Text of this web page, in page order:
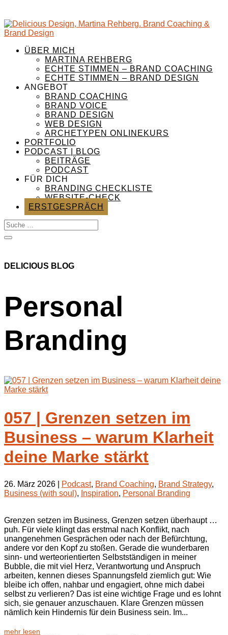
ÜBER MICH
MARTINA REHBERG
ECHTE STIMMEN – BRAND COACHING
ECHTE STIMMEN – BRAND DESIGN
ANGEBOT
BRAND COACHING
BRAND VOICE
BRAND DESIGN
WEB DESIGN
ARCHETYPEN ONLINEKURS
PORTFOLIO
PODCAST | BLOG
BEITRÄGE
PODCAST
FÜR DICH
BRANDING CHECKLISTE
WEBSITE-CHECK
ERSTGESPRÄCH
DELICIOUS BLOG
Personal
Branding
057 | Grenzen setzen im
Business – warum Klarheit
deine Marke stärkt
26. März 2026 Podcast, Brand Coaching, Brand Strategy,
Business (with soul), Inspiration, Personal Branding
Grenzen setzen im Business, Grenzen setzen überhaupt …
puh. Für viele klingt das erstmal nach Konflikt, nach
unangenehmen Gesprächen oder nach der Befürchtung,
andere vor den Kopf zu stoßen. Gerade die wunderbaren
sinn- und werteorientierten Selbstständigen in meiner
Bubble, die mit viel Herz, Verantwortung und Anspruch
arbeiten, kennen dieses Spannungsfeld ziemlich gut: Wie
bleibe ich offen, nahbar und engagiert, ohne mich dabei
selbst zu verlieren? Das ist eine wichtige Frage und es lohnt
sich, sie genauer anzuschauen. Klare Grenzen müssen
nämlich kein Hindernis für dein Business sein. Im...
mehr lesen